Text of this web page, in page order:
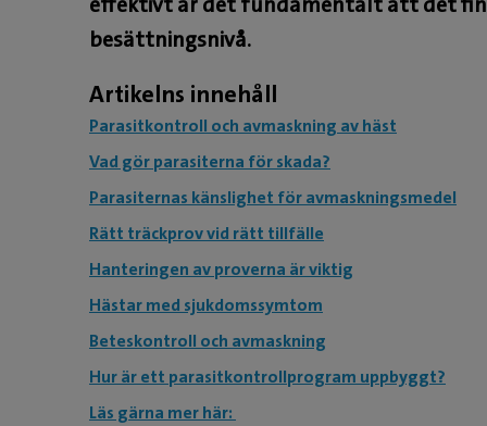
besättningsnivå.
Artikelns innehåll
Parasitkontroll och avmaskning av häst
Vad gör parasiterna för skada?
Parasiternas känslighet för avmaskningsmedel
Rätt träckprov vid rätt tillfälle
Hanteringen av proverna är viktig
Hästar med sjukdomssymtom
Beteskontroll och avmaskning
Hur är ett parasitkontrollprogram uppbyggt?
Läs gärna mer här: